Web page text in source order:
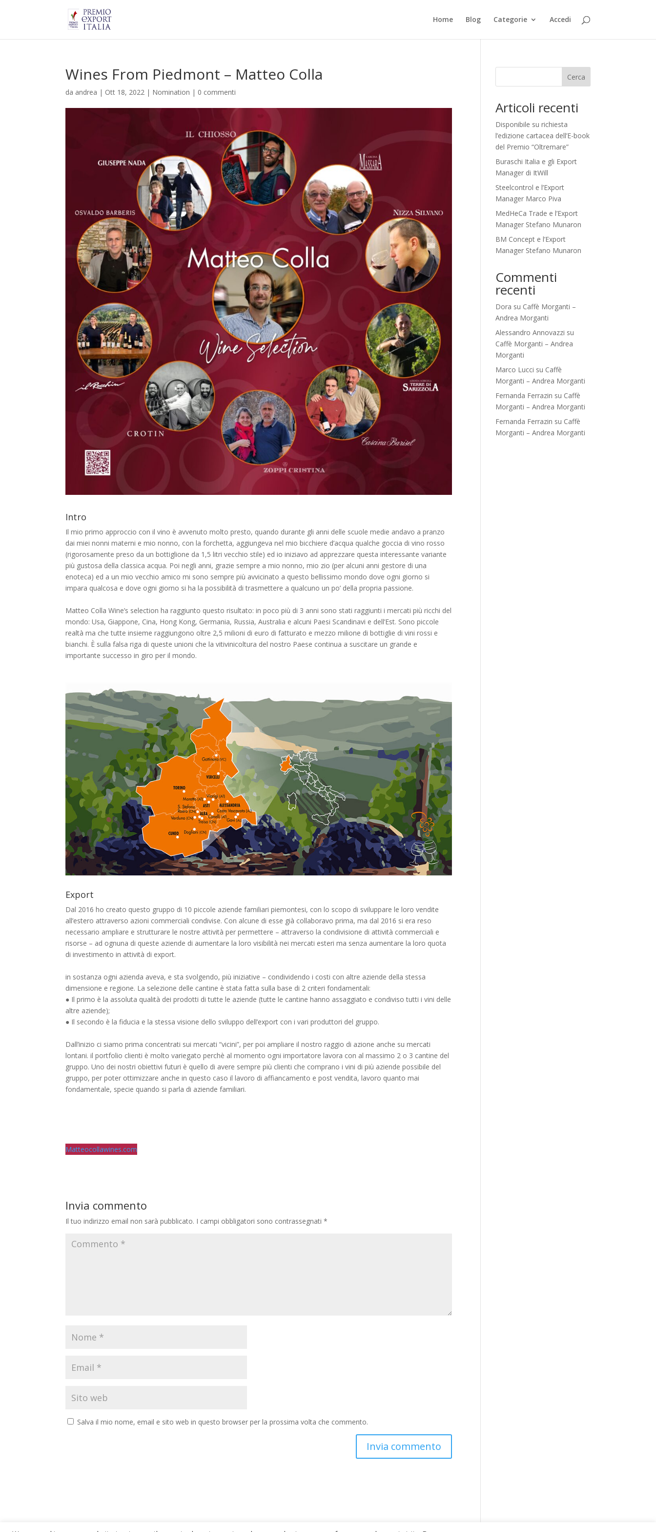
Home Blog Categorie Accedi
Wines From Piedmont – Matteo Colla
da andrea | Ott 18, 2022 | Nomination | 0 commenti
Intro
Il mio primo approccio con il vino è avvenuto molto presto, quando durante gli anni delle scuole medie andavo a pranzo
dai miei nonni materni e mio nonno, con la forchetta, aggiungeva nel mio bicchiere d’acqua qualche goccia di vino rosso
(rigorosamente preso da un bottiglione da 1,5 litri vecchio stile) ed io iniziavo ad apprezzare questa interessante variante
più gustosa della classica acqua. Poi negli anni, grazie sempre a mio nonno, mio zio (per alcuni anni gestore di una
enoteca) ed a un mio vecchio amico mi sono sempre più avvicinato a questo bellissimo mondo dove ogni giorno si
impara qualcosa e dove ogni giorno si ha la possibilità di trasmettere a qualcuno un po’ della propria passione.
Matteo Colla Wine’s selection ha raggiunto questo risultato: in poco più di 3 anni sono stati raggiunti i mercati più ricchi del
mondo: Usa, Giappone, Cina, Hong Kong, Germania, Russia, Australia e alcuni Paesi Scandinavi e dell’Est. Sono piccole
realtà ma che tutte insieme raggiungono oltre 2,5 milioni di euro di fatturato e mezzo milione di bottiglie di vini rossi e
bianchi. È sulla falsa riga di queste unioni che la vitivinicoltura del nostro Paese continua a suscitare un grande e
importante successo in giro per il mondo.
Export
Dal 2016 ho creato questo gruppo di 10 piccole aziende familiari piemontesi, con lo scopo di sviluppare le loro vendite
all’estero attraverso azioni commerciali condivise. Con alcune di esse già collaboravo prima, ma dal 2016 si era reso
necessario ampliare e strutturare le nostre attività per permettere – attraverso la condivisione di attività commerciali e
risorse – ad ognuna di queste aziende di aumentare la loro visibilità nei mercati esteri ma senza aumentare la loro quota
di investimento in attività di export.
in sostanza ogni azienda aveva, e sta svolgendo, più iniziative – condividendo i costi con altre aziende della stessa
dimensione e regione. La selezione delle cantine è stata fatta sulla base di 2 criteri fondamentali:
● Il primo è la assoluta qualità dei prodotti di tutte le aziende (tutte le cantine hanno assaggiato e condiviso tutti i vini delle
altre aziende);
● Il secondo è la fiducia e la stessa visione dello sviluppo dell’export con i vari produttori del gruppo.
Dall’inizio ci siamo prima concentrati sui mercati “vicini”, per poi ampliare il nostro raggio di azione anche su mercati
lontani. il portfolio clienti è molto variegato perchè al momento ogni importatore lavora con al massimo 2 o 3 cantine del
gruppo. Uno dei nostri obiettivi futuri è quello di avere sempre più clienti che comprano i vini di più aziende possibile del
gruppo, per poter ottimizzare anche in questo caso il lavoro di affiancamento e post vendita, lavoro quanto mai
fondamentale, specie quando si parla di aziende familiari.
Matteocollawines.com
Invia commento
Il tuo indirizzo email non sarà pubblicato. I campi obbligatori sono contrassegnati*
Salva il mio nome, email e sito web in questo browser per la prossima volta che commento.
Cerca
Articoli recenti
Disponibile su richiesta
l’edizione cartacea dell’E-book
del Premio “Oltremare”
Buraschi Italia e gli Export
Manager di ItWill
Steelcontrol e l’Export
Manager Marco Piva
MedHeCa Trade e l’Export
Manager Stefano Munaron
BM Concept e l’Export
Manager Stefano Munaron
Commenti
recenti
Dora su Caffè Morganti –
Andrea Morganti
Alessandro Annovazzi su
Caffè Morganti – Andrea
Morganti
Marco Lucci su Caffè
Morganti – Andrea Morganti
Fernanda Ferrazin su Caffè
Morganti – Andrea Morganti
Fernanda Ferrazin su Caffè
Morganti – Andrea Morganti